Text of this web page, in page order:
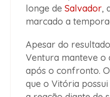
longe de Salvador,
marcado a
Apesar do
Ventura manteve o
após o confronto.
que o Vitória